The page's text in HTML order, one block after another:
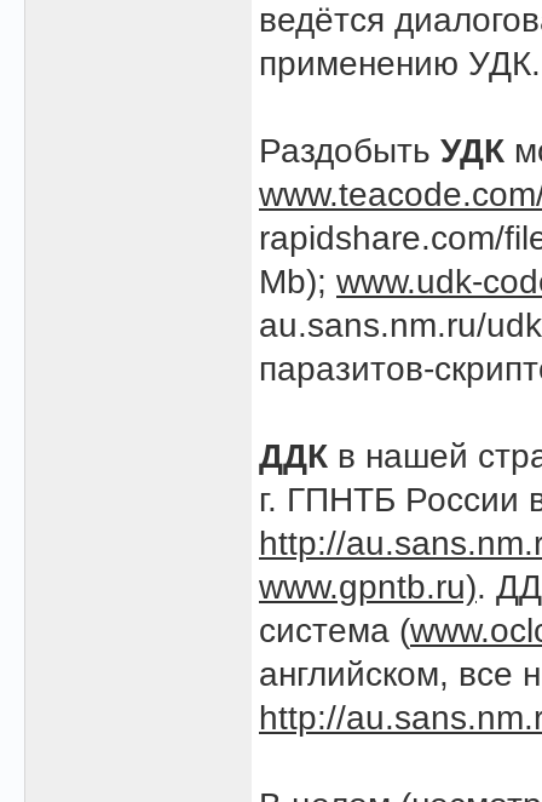
ведётся
применению УДК.
Раздобыть УДК
rapidshare.com/
Mb); www.udk-
au.sans.nm.ru/
паразитов-
ДДК в нашей
г. ГПНТБ России
http://
www.gpntb.ru).
система (
английском, все
http://